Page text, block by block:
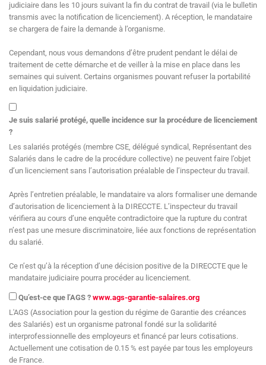
judiciaire dans les 10 jours suivant la fin du contrat de travail (via le bulletin
transmis avec la notification de licenciement). A réception, le mandataire
se chargera de faire la demande à l’organisme.
Cependant, nous vous demandons d’être prudent pendant le délai de
traitement de cette démarche et de veiller à la mise en place dans les
semaines qui suivent. Certains organismes pouvant refuser la portabilité
en liquidation judiciaire.
Je suis salarié protégé, quelle incidence sur la procédure de licenciement
?
Les salariés protégés (membre CSE, délégué syndical, Représentant des
Salariés dans le cadre de la procédure collective) ne peuvent faire l’objet
d’un licenciement sans l’autorisation préalable de l’inspecteur du travail.
Après l’entretien préalable, le mandataire va alors formaliser une demande
d’autorisation de licenciement à la DIRECCTE. L’inspecteur du travail
vérifiera au cours d’une enquête contradictoire que la rupture du contrat
n’est pas une mesure discriminatoire, liée aux fonctions de représentation
du salarié.
Ce n’est qu’à la réception d’une décision positive de la DIRECCTE que le
mandataire judiciaire pourra procéder au licenciement.
Qu’est-ce que l’AGS ? www.ags-garantie-salaires.org
L'AGS (Association pour la gestion du régime de Garantie des créances
des Salariés) est un organisme patronal fondé sur la solidarité
interprofessionnelle des employeurs et financé par leurs cotisations.
Actuellement une cotisation de 0.15 % est payée par tous les employeurs
de France.